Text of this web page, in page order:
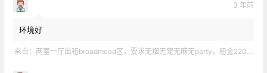
3 年前
环境好
来自： 两室一厅出租broadmead区，要求无烟无宠无麻无party，租金2200不包水电有意短信联系2508858496